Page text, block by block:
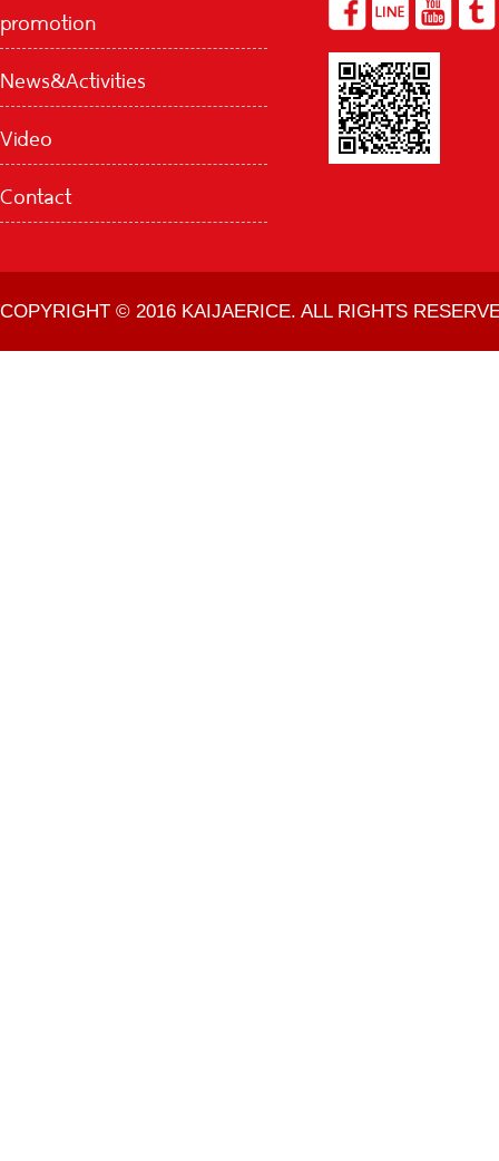
promotion
News&Activities
Video
Contact
COPYRIGHT © 2016 KAIJAERICE. ALL RIGHTS